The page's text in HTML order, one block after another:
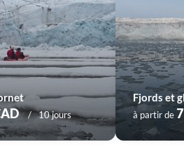
de profiter du jour continuel
10 jours
Fjords et
à partir de